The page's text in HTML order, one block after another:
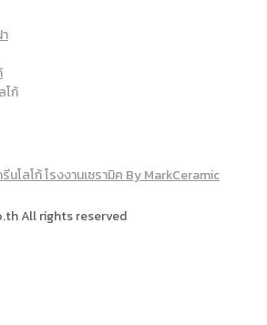
โก้
นโลโก้ โรงงานเซรามิค By MarkCeramic
All rights reserved